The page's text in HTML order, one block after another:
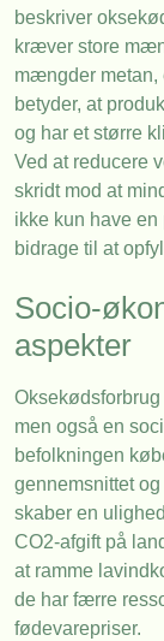
beskriver
kræver store
mængder metan,
betyder, at
og har et større
Ved at reducere
skridt mod at
ikke kun have
bidrage til at
Socio-
aspekter
men også en
befolkningen
gennemsnittet
skaber en
CO2-afgift på
at ramme
de har færre
fødevarepriser.